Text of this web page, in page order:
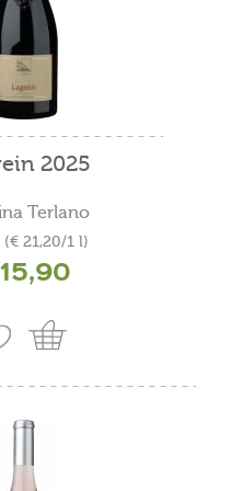
2025
Terlano
(€ 21,20/1 l)
costi di spedizione